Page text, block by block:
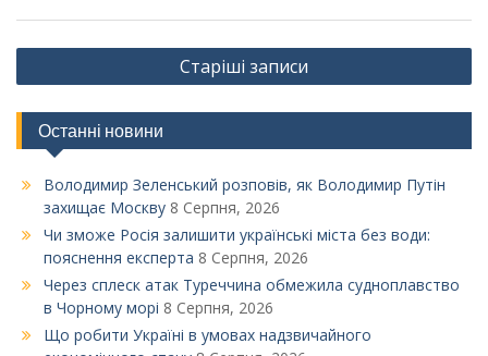
Навігація
за
записами
Старіші записи
Останні новини
Володимир Зеленський розповів, як Володимир Путін
захищає Москву 8 Серпня, 2026
Чи зможе Росія залишити українські міста без води:
пояснення експерта 8 Серпня, 2026
Через сплеск атак Туреччина обмежила судноплавство
в Чорному морі 8 Серпня, 2026
Що робити Україні в умовах надзвичайного